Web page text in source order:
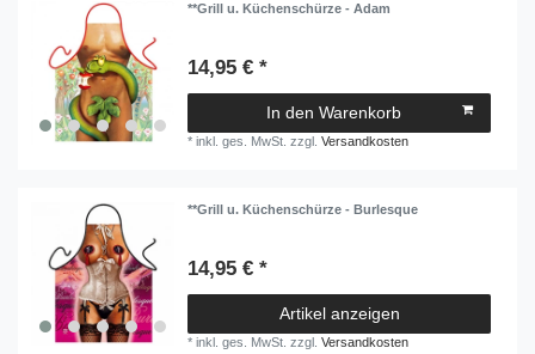
**Grill u. Küchenschürze - Adam
14,95 € *
In den Warenkorb
*inkl. ges. MwSt. zzgl.Versandkosten
**Grill u. Küchenschürze - Burlesque
14,95 € *
Artikel anzeigen
*inkl. ges. MwSt. zzgl.Versandkosten